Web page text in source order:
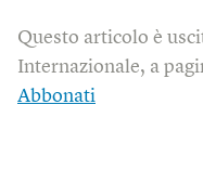
Questo articolo è
Internazionale, a
Abbonati